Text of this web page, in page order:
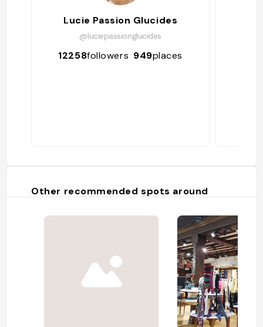
Lucie Passion Glucides
@luciepassionglucides
12258followers 949places
Other recommended spots around